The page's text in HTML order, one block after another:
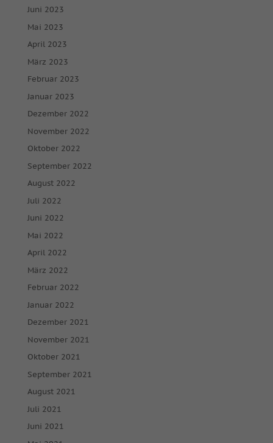
Juni 2023
Mai 2023
April 2023
März 2023
Februar 2023
Januar 2023
Dezember 2022
November 2022
Oktober 2022
September 2022
August 2022
Juli 2022
Juni 2022
Mai 2022
April 2022
März 2022
Februar 2022
Januar 2022
Dezember 2021
November 2021
Oktober 2021
September 2021
August 2021
Juli 2021
Juni 2021